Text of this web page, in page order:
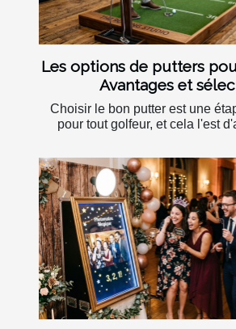
Les options de putters
Avantages et
Choisir le bon putter est une
pour tout golfeur, et cela l'est